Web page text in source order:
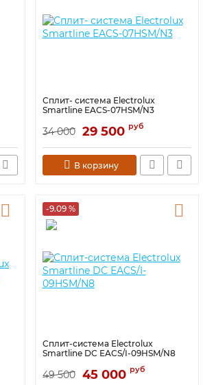
Сплит- система Electrolux
Smartline EACS-07HSM/N3
34 000 29 500 руб
В корзину
-9.09 %
Сплит-система Electrolux
Smartline DC EACS/I-09HSM/N8
49 500 45 000 руб